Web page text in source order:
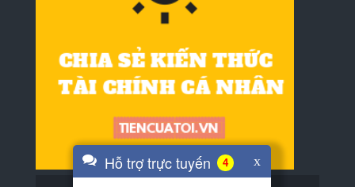
Hỗ trợ trực tuyến 4 x